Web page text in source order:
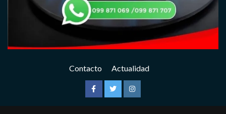
Contacto Actualidad
FacebookTwitterInstagram